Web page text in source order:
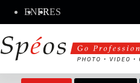
contenu
ENFRES